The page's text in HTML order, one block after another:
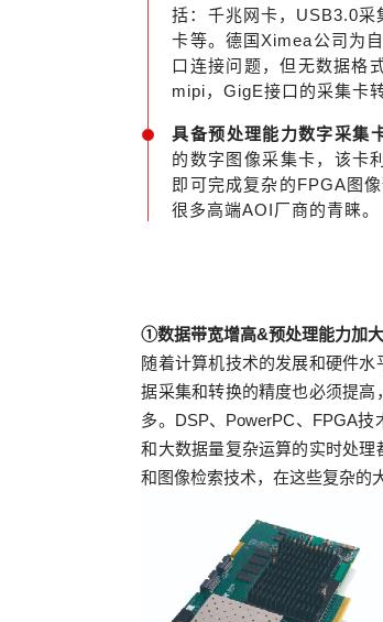
括：千兆网卡，USB3.0
卡等。德国Ximea公司为
口连接问题，但无数据格
mipi，GigE接口的采集卡
具备预处理能力数字采集
的数字图像采集卡，该卡
即可完成复杂的FPGA图
很多高端AOI厂商的青睐。
①数据带宽增高&预处理能力加大
随着计算机技术的发展和硬件
据采集和转换的精度也必须提
多。DSP、PowerPC、FPGA
和大数据量复杂运算的实时处
和图像检索技术，在这些复杂的